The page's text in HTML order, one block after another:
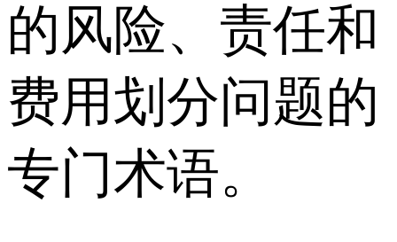
的风险、责任和
费用划分问题的
专门术语。